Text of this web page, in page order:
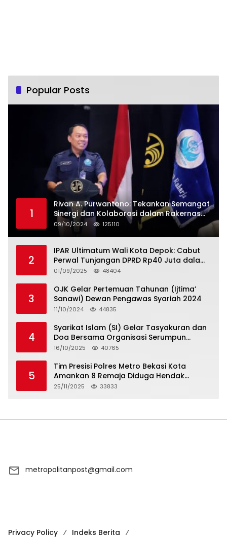
Popular Posts
1
Rivan A. Purwantono: Tekankan Semangat
Sinergi dan Kolaborasi dalam Rakernas
Serikat Pekerja Jasa Raharja
09/10/2024 125110
2
IPAR Ultimatum Wali Kota Depok: Cabut
Perwal Tunjangan DPRD Rp40 Juta dalam
5 Hari atau Hadapi Aksi Rakyat
01/09/2025 48404
3
OJK Gelar Pertemuan Tahunan (Ijtima’
Sanawi) Dewan Pengawas Syariah 2024
11/10/2024 44835
4
Syarikat Islam (SI) Gelar Tasyakuran dan
Doa Bersama Organisasi Serumpun
Syarikat Islam Doa
16/10/2025 40765
5
Tim Presisi Polres Metro Bekasi Kota
Amankan 8 Remaja Diduga Hendak
Tawuran
25/11/2025 33833
metropolitanpost@gmail.com
Privacy Policy Indeks Berita